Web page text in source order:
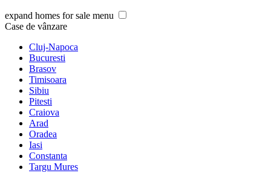
expand homes for sale menu
Case de vânzare
Cluj-Napoca
Bucuresti
Brasov
Timisoara
Sibiu
Pitesti
Craiova
Arad
Oradea
Iasi
Constanta
Targu Mures